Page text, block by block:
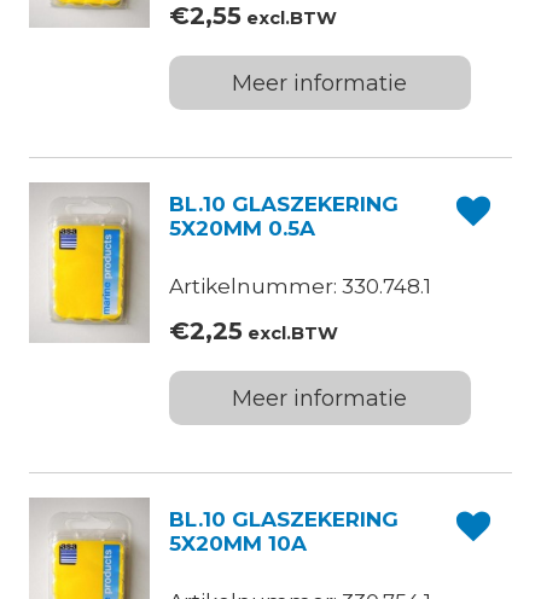
€2,55excl.BTW
Meer informatie
BL.10 GLASZEKERING
5X20MM 0.5A
Artikelnummer: 330.748.1
€2,25excl.BTW
Meer informatie
BL.10 GLASZEKERING
5X20MM 10A